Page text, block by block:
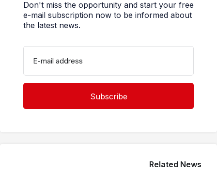
Don't miss the opportunity and start your free
e-mail subscription now to be informed about
the latest news.
E-mail address
Related News